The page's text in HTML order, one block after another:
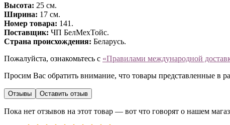
Высота: 25 см.
Ширина: 17 см.
Номер товара: 141.
Поставщик: ЧП БелМехТойс.
Cтрана происхождения: Беларусь.
Пожалуйста, ознакомьтесь с «Правилами международной
Просим Вас обратить внимание, что товары представленные в
Отзывы Оставить отзыв
Пока нет отзывов на этот товар — вот что говорят о нашем